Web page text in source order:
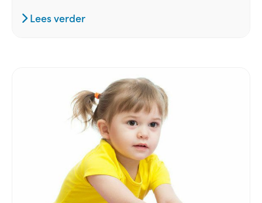
Lees verder